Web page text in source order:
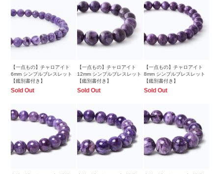
【一点もの】チャロアイト
6mm シンプルブレスレット
【鑑別書付き】
Sold Out
【一点もの】チャロアイト
12mm シンプルブレスレット
【鑑別書付き】
Sold Out
【一点もの】チャロアイト
8mm シンプルブレスレット
【鑑別書付き】
Sold Out